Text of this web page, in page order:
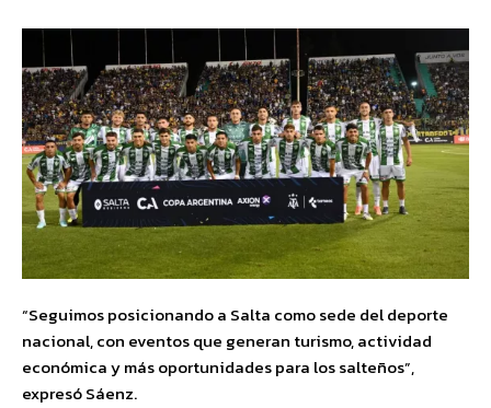
“Seguimos posicionando a Salta como sede del deporte
nacional, con eventos que generan turismo, actividad
económica y más oportunidades para los salteños”,
expresó Sáenz.